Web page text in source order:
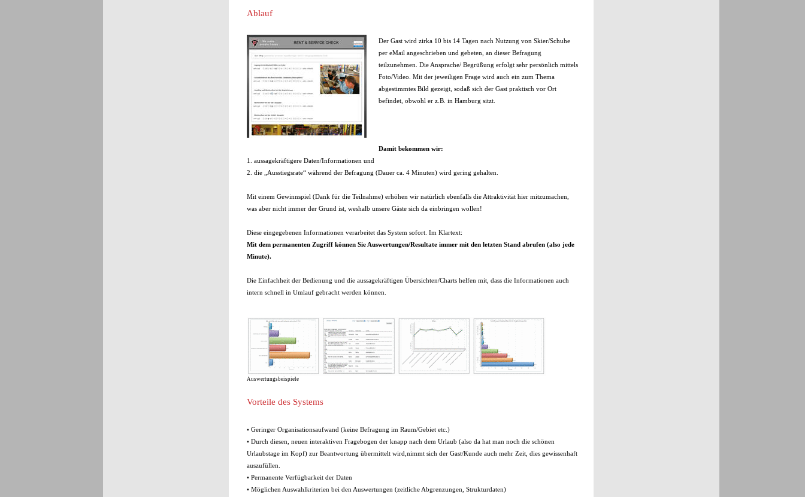
Ablauf
Der Gast wird zirka 10 bis 14 Tagen nach Nutzung von Skier/Schuhe
per eMail angeschrieben und gebeten, an dieser Befragung
teilzunehmen. Die Ansprache/ Begrüßung erfolgt sehr persönlich mittels
Foto/Video. Mit der jeweiligen Frage wird auch ein zum Thema
abgestimmtes Bild gezeigt, sodaß sich der Gast praktisch vor Ort
befindet, obwohl er z.B. in Hamburg sitzt.
Damit bekommen wir:
1. aussagekräftigere Daten/Informationen und
2. die „Ausstiegsrate“ während der Befragung (Dauer ca. 4 Minuten) wird gering gehalten.
Mit einem Gewinnspiel (Dank für die Teilnahme) erhöhen wir natürlich ebenfalls die Attraktivität hier mitzumachen,
was aber nicht immer der Grund ist, weshalb unsere Gäste sich da einbringen wollen!
Diese eingegebenen Informationen verarbeitet das System sofort. Im Klartext:
Mit dem permanenten Zugriff können Sie Auswertungen/Resultate immer mit den letzten Stand abrufen (also jede
Minute).
Die Einfachheit der Bedienung und die aussagekräftigen Übersichten/Charts helfen mit, dass die Informationen auch
intern schnell in Umlauf gebracht werden können.
Auswertungsbeispiele
Vorteile des Systems
• Geringer Organisationsaufwand (keine Befragung im Raum/Gebiet etc.)
• Durch diesen, neuen interaktiven Fragebogen der knapp nach dem Urlaub (also da hat man noch die schönen
Urlaubstage im Kopf) zur Beantwortung übermittelt wird,nimmt sich der Gast/Kunde auch mehr Zeit, dies gewissenhaft
auszufüllen.
• Permanente Verfügbarkeit der Daten
• Möglichen Auswahlkriterien bei den Auswertungen (zeitliche Abgrenzungen, Strukturdaten)